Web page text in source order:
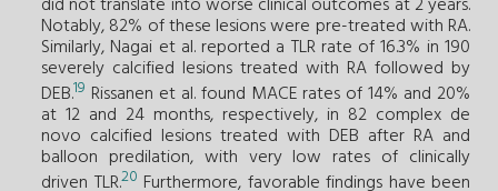
Notably, 82% of these lesions were pre-treated with RA.
Similarly, Nagai et al. reported a TLR rate of 16.3% in 190
severely calcified lesions treated with RA followed by
DEB.19 Rissanen et al. found MACE rates of 14% and 20%
at 12 and 24 months, respectively, in 82 complex de
novo calcified lesions treated with DEB after RA and
balloon predilation, with very low rates of clinically
driven TLR.20 Furthermore, favorable findings have been